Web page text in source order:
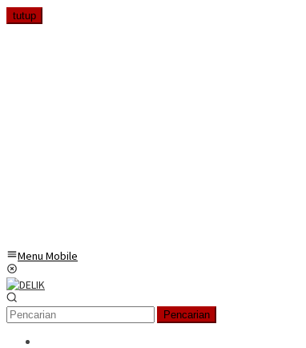
tutup
Menu Mobile
Pencarian